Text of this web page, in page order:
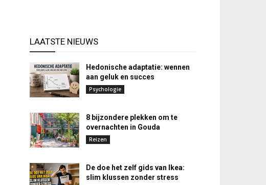
LAATSTE NIEUWS
Hedonische adaptatie: wennen
aan geluk en succes
Psychologie
8 bijzondere plekken om te
overnachten in Gouda
Reizen
De doe het zelf gids van Ikea:
slim klussen zonder stress